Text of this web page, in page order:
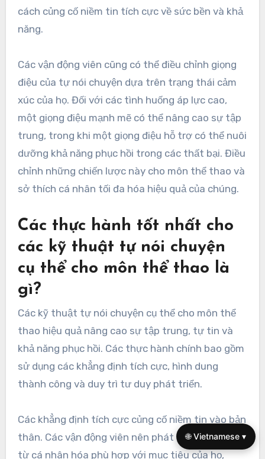
cách củng cố niềm tin tích cực về sức bền và khả
năng.
Các vận động viên cũng có thể điều chỉnh giọng
điệu của tự nói chuyện dựa trên trạng thái cảm
xúc của họ. Đối với các tình huống áp lực cao,
một giọng điệu mạnh mẽ có thể nâng cao sự tập
trung, trong khi một giọng điệu hỗ trợ có thể nuôi
dưỡng khả năng phục hồi trong các thất bại. Điều
chỉnh những chiến lược này cho môn thể thao và
sở thích cá nhân tối đa hóa hiệu quả của chúng.
Các thực hành tốt nhất cho
các kỹ thuật tự nói chuyện
cụ thể cho môn thể thao là
gì?
Các kỹ thuật tự nói chuyện cụ thể cho môn thể
thao hiệu quả nâng cao sự tập trung, tự tin và
khả năng phục hồi. Các thực hành chính bao gồm
sử dụng các khẳng định tích cực, hình dung
thành công và duy trì tư duy phát triển.
Các khẳng định tích cực củng cố niềm tin vào bản
thân. Các vận động viên nên phát triển các cụm
từ cá nhân hóa phù hợp với mục tiêu của họ,
🌐 Vietnamese ▾